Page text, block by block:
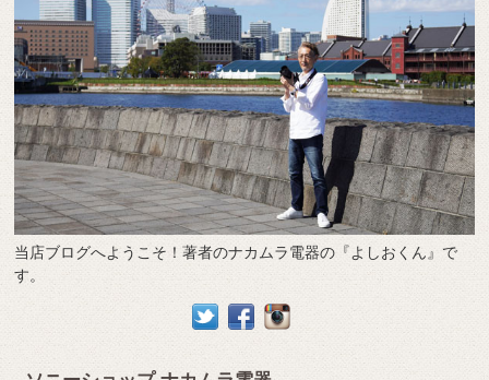
当店ブログへようこそ！著者のナカムラ電器の『よしおくん』で
す。